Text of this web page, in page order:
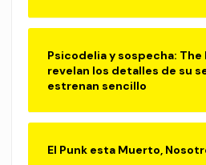
Psicodelia y sospecha: The
revelan los detalles de su
estrenan sencillo
El Punk esta Muerto,